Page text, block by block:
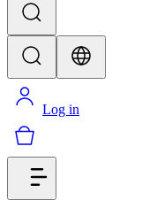
Log in